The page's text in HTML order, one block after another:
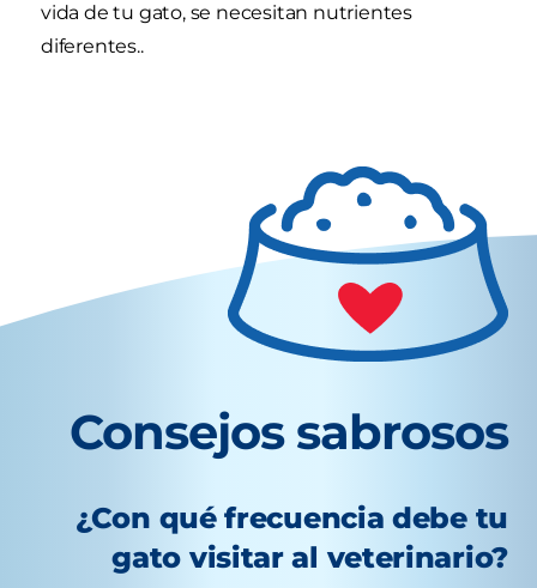
vida de tu gato, se necesitan nutrientes
diferentes..
Consejos sabrosos
¿Con qué frecuencia debe tu
gato visitar al veterinario?